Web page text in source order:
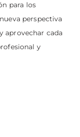
para los
perspectiva
aprovechar cada
y